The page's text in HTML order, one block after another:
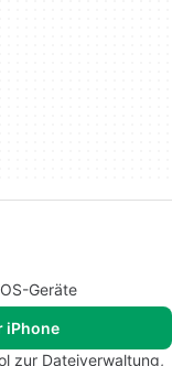
Geräte
iPhone
zur Dateiverwaltung,